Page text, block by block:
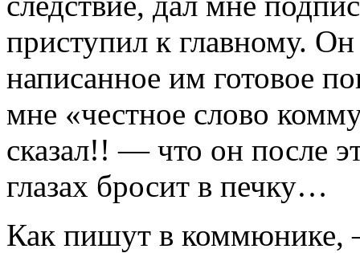
приступил к главному.
написанное им готовое
мне «честное слово
сказал!! — что он после
глазах бросит в печку…
Как пишут в